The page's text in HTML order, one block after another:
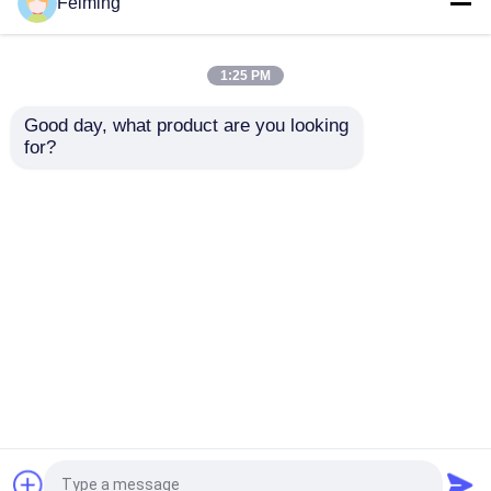
желтеют порошок
очищенности
1:25 PM
Good day, what product are you looking
for?